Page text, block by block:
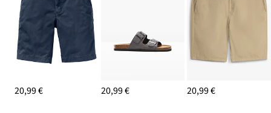
20,99 € 20,99 € 20,99 €